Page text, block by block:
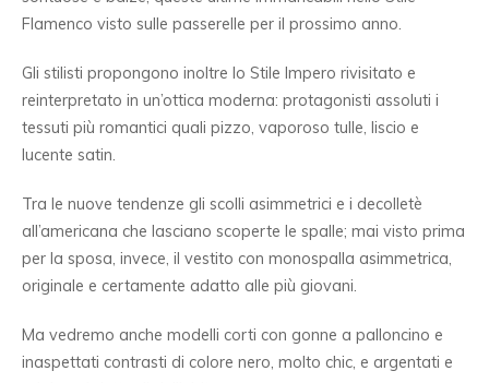
Flamenco visto sulle passerelle per il prossimo anno.
Gli stilisti propongono inoltre lo Stile Impero rivisitato e
reinterpretato in un’ottica moderna: protagonisti assoluti i
tessuti più romantici quali pizzo, vaporoso tulle, liscio e
lucente satin.
Tra le nuove tendenze gli scolli asimmetrici e i decolletè
all’americana che lasciano scoperte le spalle; mai visto prima
per la sposa, invece, il vestito con monospalla asimmetrica,
originale e certamente adatto alle più giovani.
Ma vedremo anche modelli corti con gonne a palloncino e
inaspettati contrasti di colore nero, molto chic, e argentati e